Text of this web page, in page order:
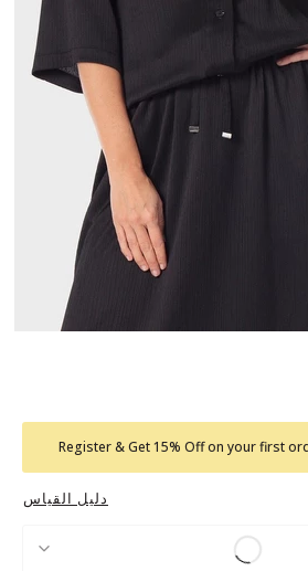
Register & Get 15% Off on your first
دليل القياس